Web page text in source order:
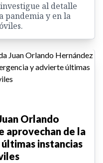
al detalle
pandemia y en la
Orlando
aprovechan de la
instancias